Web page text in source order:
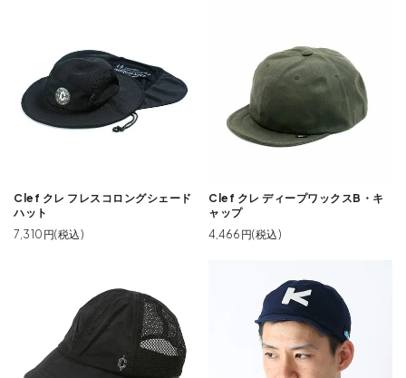
Clef クレ フレスコロングシェード
ハット
7,310円(税込)
Clef クレ ディープワックスB・キ
ャップ
4,466円(税込)